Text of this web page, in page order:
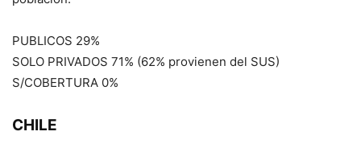
PUBLICOS 29%
SOLO PRIVADOS 71% (62% provienen del SUS)
S/COBERTURA 0%
CHILE